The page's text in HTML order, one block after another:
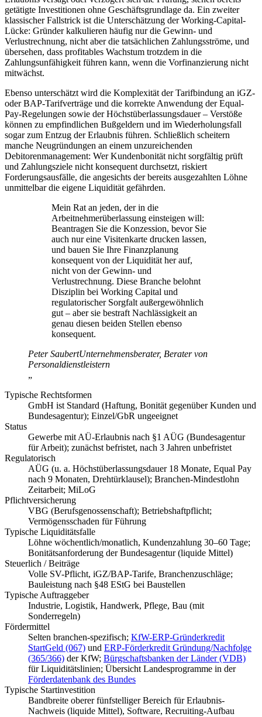
getätigte Investitionen ohne Geschäftsgrundlage da. Ein zweiter
klassischer Fallstrick ist die Unterschätzung der Working-Capital-
Lücke: Gründer kalkulieren häufig nur die Gewinn- und
Verlustrechnung, nicht aber die tatsächlichen Zahlungsströme, und
übersehen, dass profitables Wachstum trotzdem in die
Zahlungsunfähigkeit führen kann, wenn die Vorfinanzierung nicht
mitwächst.
Ebenso unterschätzt wird die Komplexität der Tarifbindung an iGZ-
oder BAP-Tarifverträge und die korrekte Anwendung der Equal-
Pay-Regelungen sowie der Höchstüberlassungsdauer – Verstöße
können zu empfindlichen Bußgeldern und im Wiederholungsfall
sogar zum Entzug der Erlaubnis führen. Schließlich scheitern
manche Neugründungen an einem unzureichenden
Debitorenmanagement: Wer Kundenbonität nicht sorgfältig prüft
und Zahlungsziele nicht konsequent durchsetzt, riskiert
Forderungsausfälle, die angesichts der bereits ausgezahlten Löhne
unmittelbar die eigene Liquidität gefährden.
Mein Rat an jeden, der in die
Arbeitnehmerüberlassung einsteigen will:
Beantragen Sie die Konzession, bevor Sie
auch nur eine Visitenkarte drucken lassen,
und bauen Sie Ihre Finanzplanung
konsequent von der Liquidität her auf,
nicht von der Gewinn- und
Verlustrechnung. Diese Branche belohnt
Disziplin bei Working Capital und
regulatorischer Sorgfalt außergewöhnlich
gut – aber sie bestraft Nachlässigkeit an
genau diesen beiden Stellen ebenso
konsequent.
Peter SaubertUnternehmensberater, Berater von
Personaldienstleistern
„
Typische Rechtsformen
GmbH ist Standard (Haftung, Bonität gegenüber Kunden und
Bundesagentur); Einzel/GbR ungeeignet
Status
Gewerbe mit AÜ-Erlaubnis nach §1 AÜG (Bundesagentur
für Arbeit); zunächst befristet, nach 3 Jahren unbefristet
Regulatorisch
AÜG (u. a. Höchstüberlassungsdauer 18 Monate, Equal Pay
nach 9 Monaten, Drehtürklausel); Branchen-Mindestlohn
Zeitarbeit; MiLoG
Pflichtversicherung
VBG (Berufsgenossenschaft); Betriebshaftpflicht;
Vermögensschaden für Führung
Typische Liquiditätsfalle
Löhne wöchentlich/monatlich, Kundenzahlung 30–60 Tage;
Bonitätsanforderung der Bundesagentur (liquide Mittel)
Steuerlich / Beiträge
Volle SV-Pflicht, iGZ/BAP-Tarife, Branchenzuschläge;
Bauleistung nach §48 EStG bei Baustellen
Typische Auftraggeber
Industrie, Logistik, Handwerk, Pflege, Bau (mit
Sonderregeln)
Fördermittel
Selten branchen-spezifisch; KfW-ERP-Gründerkredit
StartGeld (067) und ERP-Förderkredit Gründung/Nachfolge
(365/366) der KfW; Bürgschaftsbanken der Länder (VDB)
für Liquiditätslinien; Übersicht Landesprogramme in der
Förderdatenbank des Bundes
Typische Startinvestition
Bandbreite oberer fünfstelliger Bereich für Erlaubnis-
Nachweis (liquide Mittel), Software, Recruiting-Aufbau